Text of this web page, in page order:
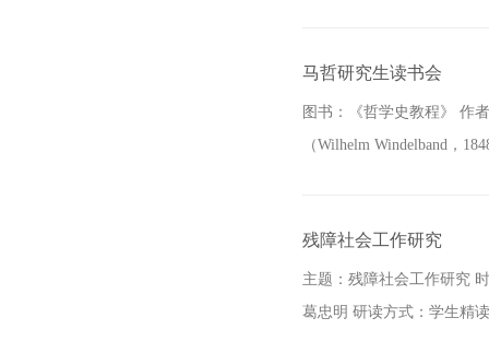
马哲研究生读书会
图书：《哲学史教程》 作
（Wilhelm Windelband，
残障社会工作研究
主题：残障社会工作研究
葛忠明 研读方式：学生精